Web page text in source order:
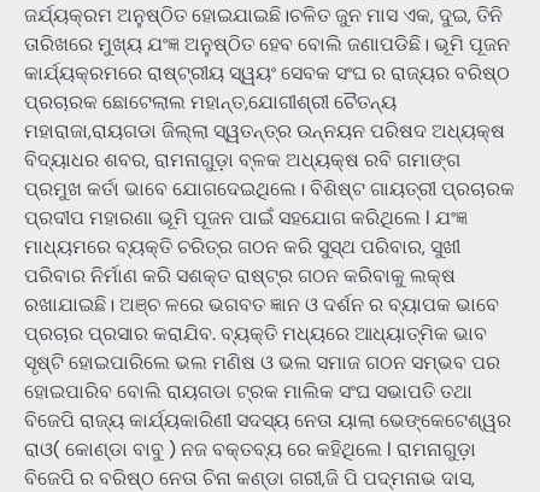
ଜର୍ଯ୍ୟକ୍ରମ ଅନୁଷ୍ଠିତ ହୋଇଯାଇଛି।ଚଳିତ ଜୁନ ମାସ ଏକ, ଦୁଇ, ତିନି
ତାରିଖରେ ମୁଖ୍ୟ ଯଂଜ୍ଞ ଅନୁଷ୍ଠିତ ହେବ ବୋଲି ଜଣାପଡିଛି। ଭୂମି ପୂଜନ
କାର୍ଯ୍ୟକ୍ରମରେ ରାଷ୍ଟ୍ରୀୟ ସ୍ୱୟଂ ସେବକ ସଂଘ ର ରାଜ୍ୟର ବରିଷ୍ଠ
ପ୍ରଚାରକ ଛୋଟେଲାଲ ମହାନ୍ତ,ଯୋଗୀଶ୍ରୀ ଚୈତନ୍ୟ
ମହାରାଜା,ରାୟଗଡା ଜିଲ୍ଲା ସ୍ୱତନ୍ତ୍ର ଉନ୍ନୟନ ପରିଷଦ ଅଧ୍ୟକ୍ଷ
ବିଦ୍ୟାଧର ଶବର, ରାମନାଗୁଡ଼ା ବ୍ଳକ ଅଧ୍ୟକ୍ଷ ରବି ଗମାଙ୍ଗ
ପ୍ରମୁଖ କର୍ତା ଭାବେ ଯୋଗଦେଇଥିଲେ। ବିଶିଷ୍ଟ ଗାୟତ୍ରୀ ପ୍ରଚାରକ
ପ୍ରଦୀପ ମହାରଣା ଭୂମି ପୂଜନ ପାଇଁ ସହଯୋଗ କରିଥିଲେ l ଯଂଜ୍ଞ
ମାଧ୍ୟମରେ ବ୍ୟକ୍ତି ଚରିତ୍ର ଗଠନ କରି ସୁସ୍ଥ ପରିବାର, ସୁଖୀ
ପରିବାର ନିର୍ମାଣ କରି ସଶକ୍ତ ରାଷ୍ଟ୍ର ଗଠନ କରିବାକୁ ଲକ୍ଷ
ରଖାଯାଇଛି। ଅଞ୍ଚ ଳରେ ଭଗବତ ଜ୍ଞାନ ଓ ଦର୍ଶନ ର ବ୍ୟାପକ ଭାବେ
ପ୍ରଚାର ପ୍ରସାର କରାଯିବ. ବ୍ୟକ୍ତି ମଧ୍ୟରେ ଆଧ୍ୟାତ୍ମିକ ଭାବ
ସୃଷ୍ଟି ହୋଇପାରିଲେ ଭଲ ମଣିଷ ଓ ଭଲ ସମାଜ ଗଠନ ସମ୍ଭବ ପର
ହୋଇପାରିବ ବୋଲି ରାୟଗଡା ଟ୍ରକ ମାଲିକ ସଂଘ ସଭାପତି ତଥା
ବିଜେପି ରାଜ୍ୟ କାର୍ଯ୍ୟକାରିଣୀ ସଦସ୍ୟ ନେତା ୟାଲା ଭେଙ୍କେଟେଶ୍ୱର
ରାଓ( କୋଣ୍ଡା ବାବୁ ) ନଜ ବକ୍ତବ୍ୟ ରେ କହିଥିଲେ l ରାମନାଗୁଡ଼ା
ବିଜେପି ର ବରିଷ୍ଠ ନେତା ଚିନା କଣ୍ଡା ଗରୀ,ଜି ପି ପଦ୍ମନାଭ ଦାସ,